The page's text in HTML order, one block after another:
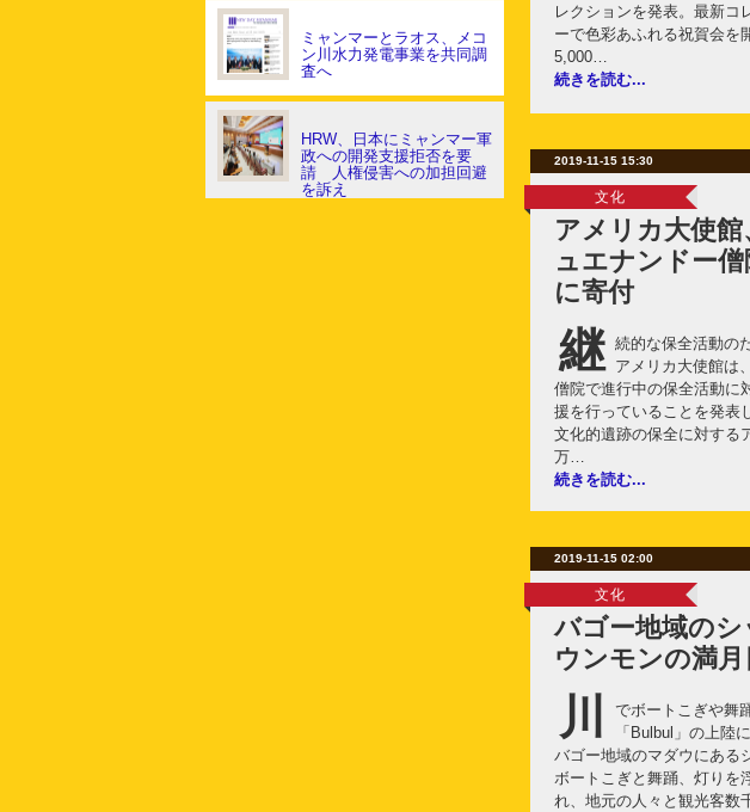
ミャンマーとラオス、メコ
ン川水力発電事業を共同調
査へ
HRW、日本にミャンマー軍
政への開発支援拒否を要
請 人権侵害への加担回避
を訴え
レクションを発表。最新コ
ーで色彩あふれる祝賀会を
5,000…
続きを読む...
2019-11-15 15:30
文化
アメリカ大使
ュエナンドー
に寄付
継 続的な保全活動の
アメリカ大使館は
僧院で進行中の保全活動に
援を行っていることを発表
文化的遺跡の保全に対する
万…
続きを読む...
2019-11-15 02:00
文化
バゴー地域の
ウンモンの満
川
でボートこぎや舞
「Bulbul」の上陸
バゴー地域のマダウにある
ボートこぎと舞踊、灯りを
れ、地元の人々と観光客数